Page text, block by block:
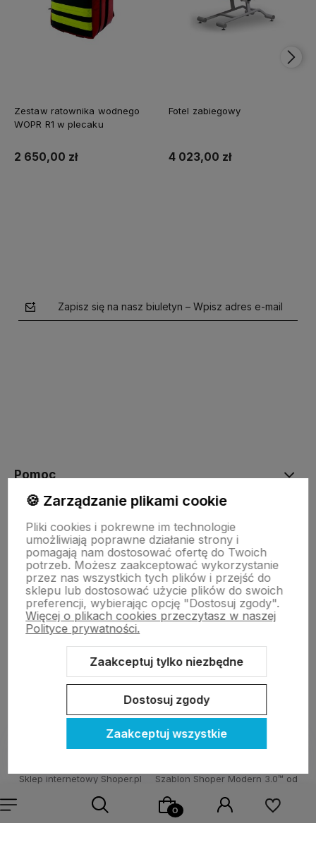
Zestaw ratownika wodnego
WOPR R1 w plecaku
2 650,00 zł
Fotel zabiegowy
4 023,00 zł
Zapisz się na nasz biuletyn – Wpisz adres e-mail
Pomoc
Moje konto
Płatności i dostawa
Informacje
Sklep internetowy Shoper.pl Szablon Shoper Modern 3.0™ od
🍪 Zarządzanie plikami cookie
Pliki cookies i pokrewne im technologie
umożliwiają poprawne działanie strony i
pomagają nam dostosować ofertę do Twoich
potrzeb. Możesz zaakceptować wykorzystanie
przez nas wszystkich tych plików i przejść do
sklepu lub dostosować użycie plików do swoich
preferencji, wybierając opcję "Dostosuj zgody".
Więcej o plikach cookies przeczytasz w naszej
Polityce prywatności.
Zaakceptuj tylko niezbędne
Dostosuj zgody
Zaakceptuj wszystkie